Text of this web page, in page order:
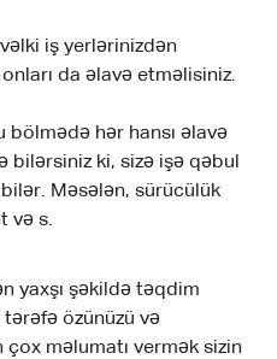
iş yerlərinizdən
onları da əlavə etməlisiniz.
bölmədə hər hansı əlavə
bilərsiniz ki, sizə işə qəbul
Məsələn, sürücülük
və s.
yaxşı şəkildə təqdim
tərəfə özünüzü və
çox məlumatı vermək sizin